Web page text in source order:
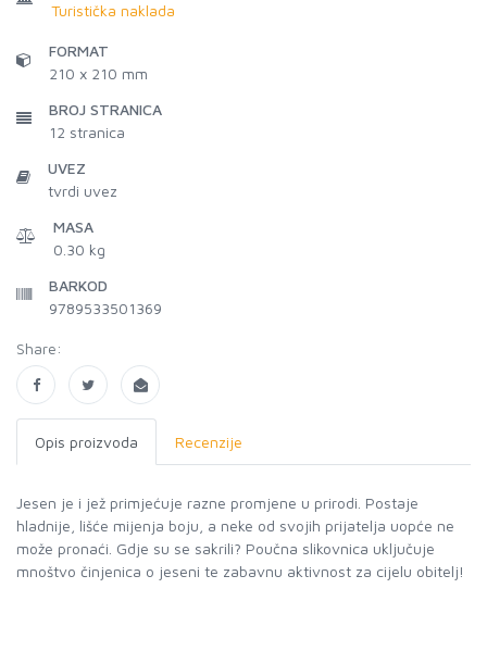
Turistička naklada
FORMAT
210 x 210 mm
BROJ STRANICA
12 stranica
UVEZ
tvrdi uvez
MASA
0.30 kg
BARKOD
9789533501369
Share:
Opis proizvoda Recenzije
Jesen je i jež primjećuje razne promjene u prirodi. Postaje
hladnije, lišće mijenja boju, a neke od svojih prijatelja uopće ne
može pronaći. Gdje su se sakrili? Poučna slikovnica uključuje
mnoštvo činjenica o jeseni te zabavnu aktivnost za cijelu obitelj!